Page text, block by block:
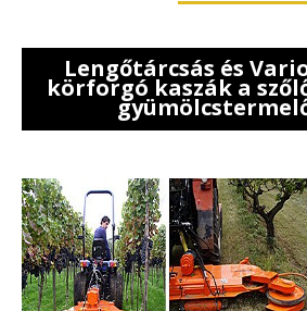
Lengőtárcsás és
körforgó kaszák a